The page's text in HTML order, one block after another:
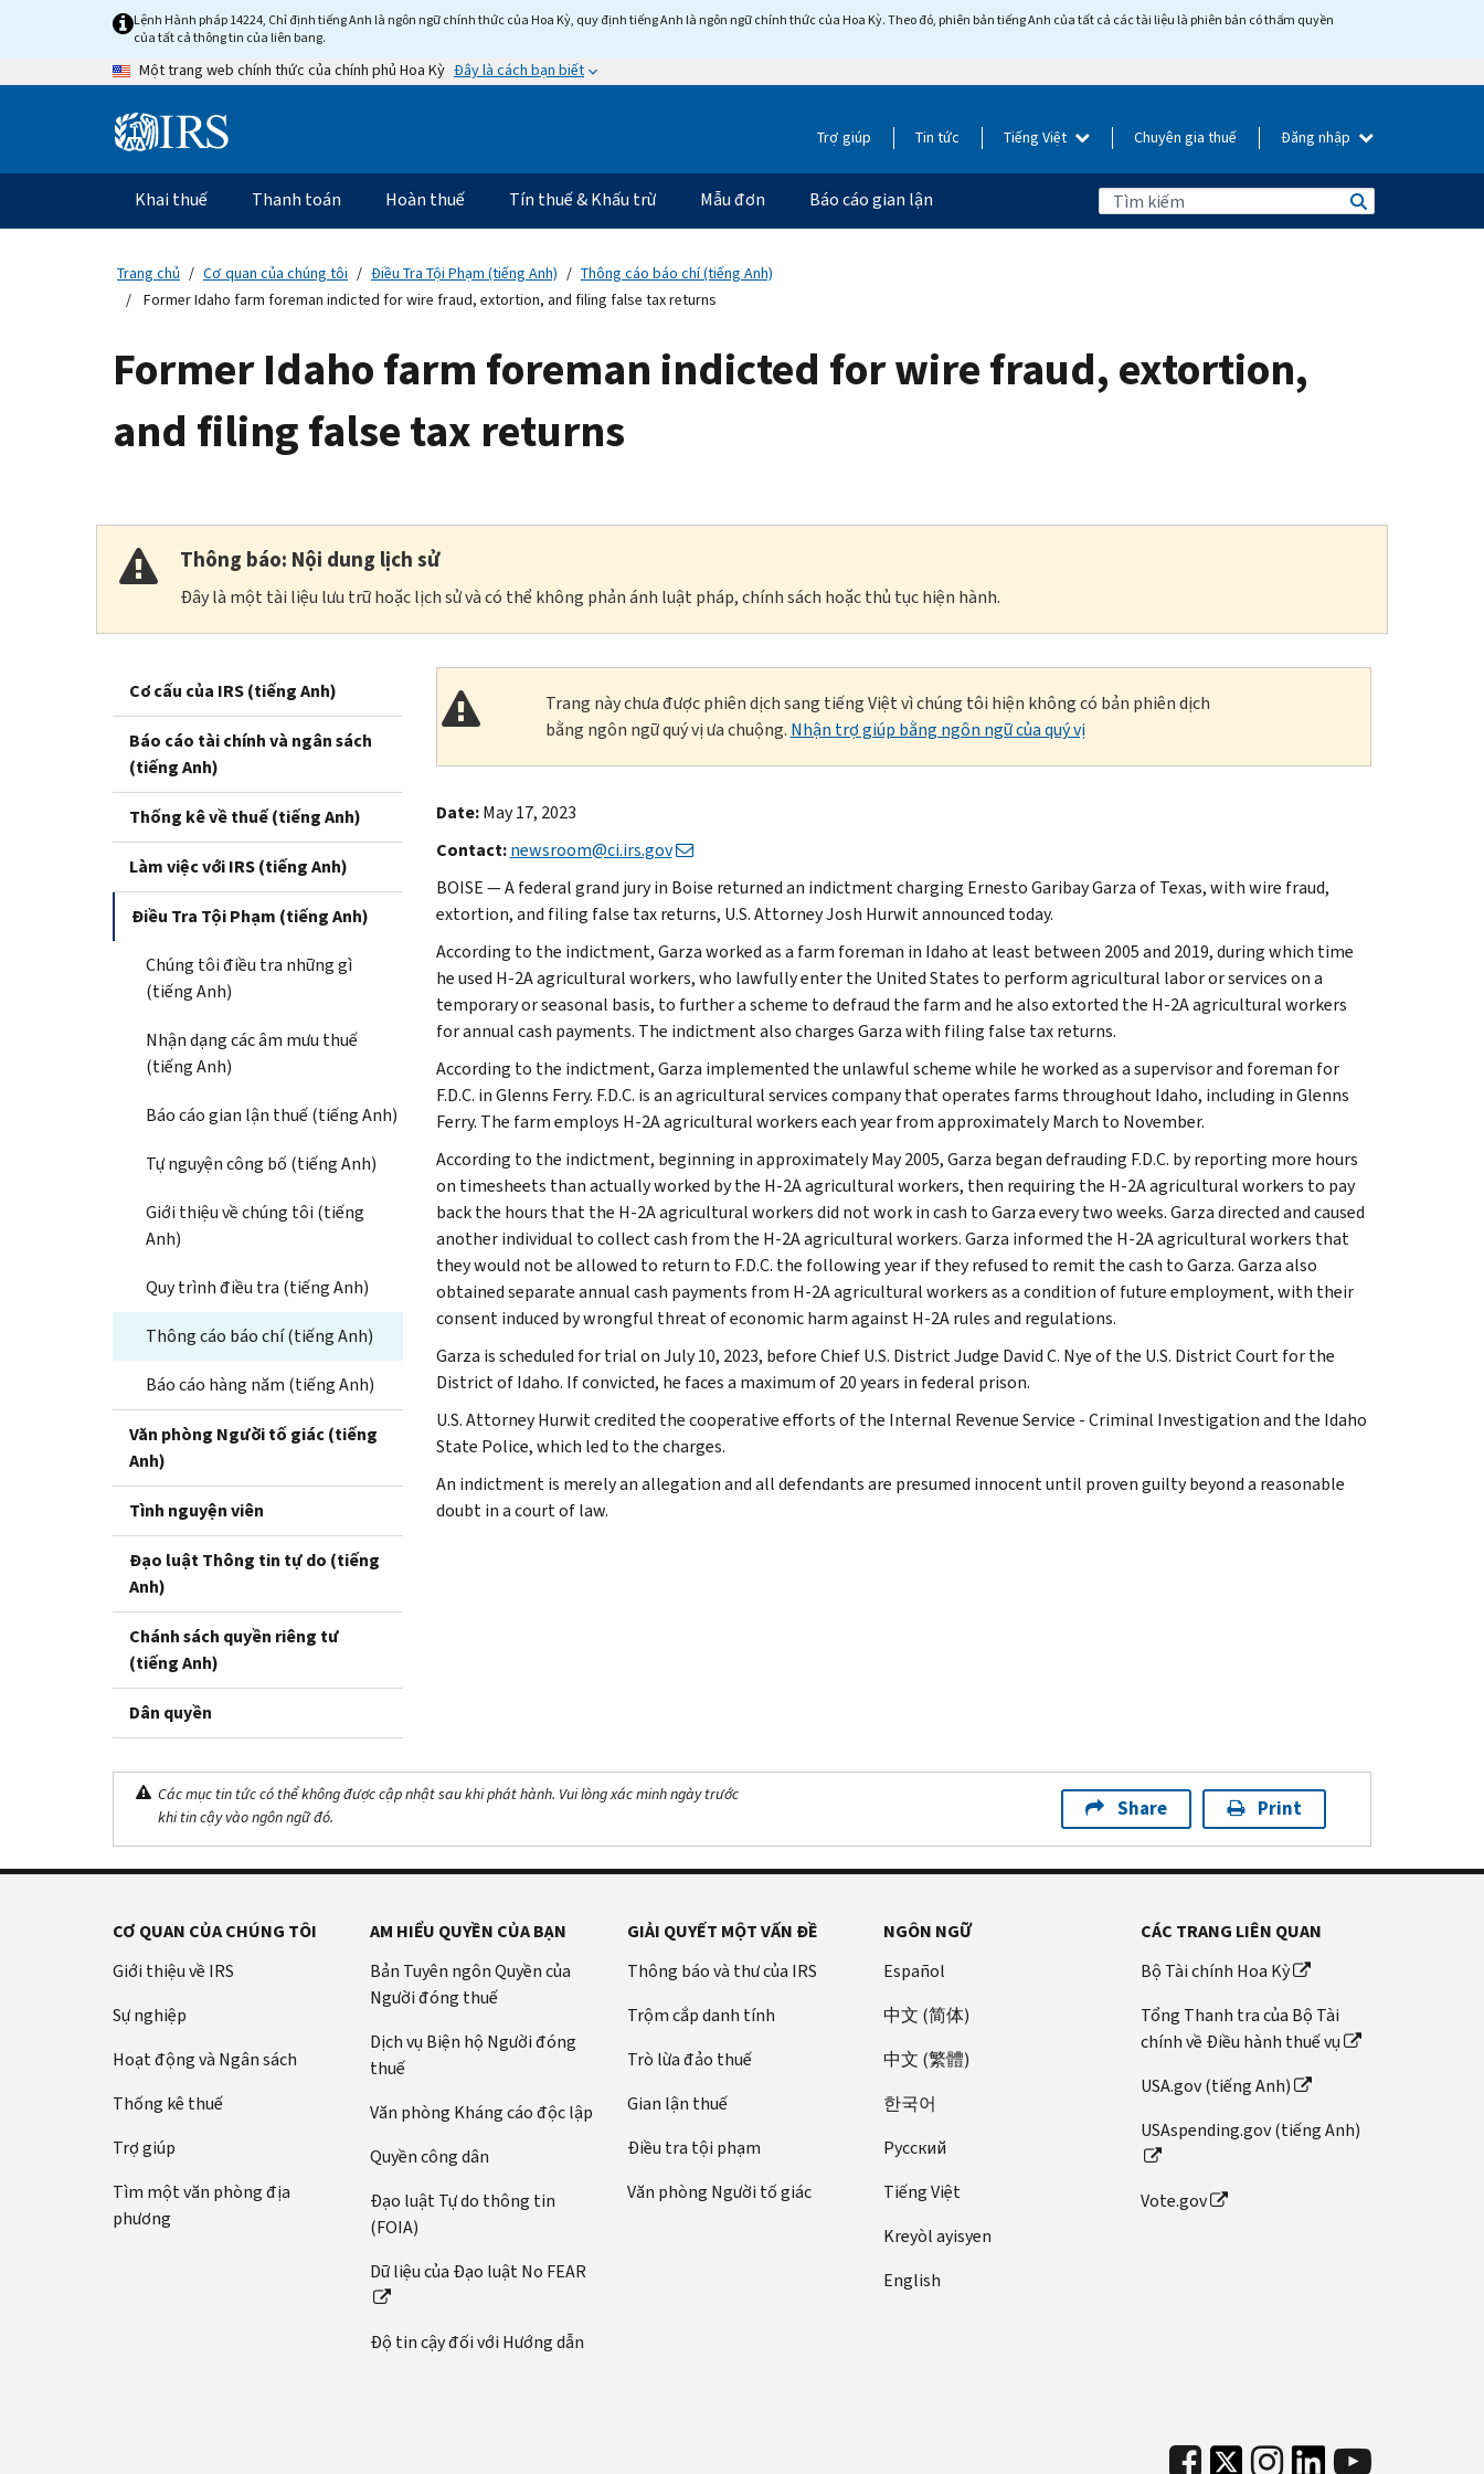
content
Lệnh Hành pháp 14224, Chỉ định tiếng Anh là ngôn ngữ chính thức của Hoa Kỳ, quy định tiếng Anh là ngôn ngữ chính thức của Hoa Kỳ. Theo đó, phiên bản tiếng Anh của tất cả các tài liệu là phiên bản có thẩm quyền
của tất cả thông tin của liên bang.
Một trang web chính thức của chính phủ Hoa Kỳ Đây là cách bạn biết
Information Trợ giúp Tin tức Tiếng Việt Chuyên gia thuế Đăng nhập
Điều
hướng
chính
Khai thuế Thanh toán Hoàn thuế Tín thuế & Khấu trừ Mẫu đơn Báo cáo gian lận
Trang chủ Cơ quan của chúng tôi Điều Tra Tội Phạm (tiếng Anh)
Thông cáo báo chí (tiếng Anh)
Former Idaho farm foreman indicted for wire fraud, extortion, and filing false tax returns
Former Idaho farm foreman indicted for wire fraud, extortion,
and filing false tax returns
Thông báo: Nội dung lịch sử
Đây là một tài liệu lưu trữ hoặc lịch sử và có thể không phản ánh luật pháp, chính sách hoặc thủ tục hiện hành.
Cơ cấu của IRS (tiếng Anh)
Báo cáo tài chính và ngân sách
(tiếng Anh)
Thống kê về thuế (tiếng Anh)
Làm việc với IRS (tiếng Anh)
Điều Tra Tội Phạm (tiếng Anh)
Chúng tôi điều tra những gì
(tiếng Anh)
Nhận dạng các âm mưu thuế
(tiếng Anh)
Báo cáo gian lận thuế (tiếng Anh)
Tự nguyện công bố (tiếng Anh)
Giới thiệu về chúng tôi (tiếng
Anh)
Quy trình điều tra (tiếng Anh)
Thông cáo báo chí (tiếng Anh)
Báo cáo hàng năm (tiếng Anh)
Văn phòng Người tố giác (tiếng
Anh)
Tình nguyện viên
Đạo luật Thông tin tự do (tiếng
Anh)
Chánh sách quyền riêng tư
(tiếng Anh)
Dân quyền
Trang này chưa được phiên dịch sang tiếng Việt vì chúng tôi hiện không có bản phiên dịch
bằng ngôn ngữ quý vị ưa chuộng. Nhận trợ giúp bằng ngôn ngữ của quý vị
Date:May 17, 2023
Contact: newsroom@ci.irs.gov
BOISE — A federal grand jury in Boise returned an indictment charging Ernesto Garibay Garza of Texas, with wire fraud,
extortion, and filing false tax returns, U.S. Attorney Josh Hurwit announced today.
According to the indictment, Garza worked as a farm foreman in Idaho at least between 2005 and 2019, during which time
he used H-2A agricultural workers, who lawfully enter the United States to perform agricultural labor or services on a
temporary or seasonal basis, to further a scheme to defraud the farm and he also extorted the H-2A agricultural workers
for annual cash payments. The indictment also charges Garza with filing false tax returns.
According to the indictment, Garza implemented the unlawful scheme while he worked as a supervisor and foreman for
F.D.C. in Glenns Ferry. F.D.C. is an agricultural services company that operates farms throughout Idaho, including in Glenns
Ferry. The farm employs H-2A agricultural workers each year from approximately March to November.
According to the indictment, beginning in approximately May 2005, Garza began defrauding F.D.C. by reporting more hours
on timesheets than actually worked by the H-2A agricultural workers, then requiring the H-2A agricultural workers to pay
back the hours that the H-2A agricultural workers did not work in cash to Garza every two weeks. Garza directed and caused
another individual to collect cash from the H-2A agricultural workers. Garza informed the H-2A agricultural workers that
they would not be allowed to return to F.D.C. the following year if they refused to remit the cash to Garza. Garza also
obtained separate annual cash payments from H-2A agricultural workers as a condition of future employment, with their
consent induced by wrongful threat of economic harm against H-2A rules and regulations.
Garza is scheduled for trial on July 10, 2023, before Chief U.S. District Judge David C. Nye of the U.S. District Court for the
District of Idaho. If convicted, he faces a maximum of 20 years in federal prison.
U.S. Attorney Hurwit credited the cooperative efforts of the Internal Revenue Service - Criminal Investigation and the Idaho
State Police, which led to the charges.
An indictment is merely an allegation and all defendants are presumed innocent until proven guilty beyond a reasonable
doubt in a court of law.
Các mục tin tức có thể không được cập nhật sau khi phát hành. Vui lòng xác minh ngày trước
khi tin cậy vào ngôn ngữ đó.
Share Print
CƠ QUAN CỦA CHÚNG TÔI
Giới thiệu về IRS
Sự nghiệp
Hoạt động và Ngân sách
Thống kê thuế
Trợ giúp
Tìm một văn phòng địa
phương
AM HIỂU QUYỀN CỦA BẠN
Bản Tuyên ngôn Quyền của
Người đóng thuế
Dịch vụ Biện hộ Người đóng
thuế
Văn phòng Kháng cáo độc lập
Quyền công dân
Đạo luật Tự do thông tin
(FOIA)
Dữ liệu của Đạo luật No FEAR
Độ tin cậy đối với Hướng dẫn
GIẢI QUYẾT MỘT VẤN ĐỀ
Thông báo và thư của IRS
Trộm cắp danh tính
Trò lừa đảo thuế
Gian lận thuế
Điều tra tội phạm
Văn phòng Người tố giác
NGÔN NGỮ
Español
中文 (简体)
中文 (繁體)
한국어
Pусский
Tiếng Việt
Kreyòl ayisyen
English
CÁC TRANG LIÊN QUAN
Bộ Tài chính Hoa Kỳ
Tổng Thanh tra của Bộ Tài
chính về Điều hành thuế vụ
USA.gov (tiếng Anh)
USAspending.gov (tiếng Anh)
Vote.gov